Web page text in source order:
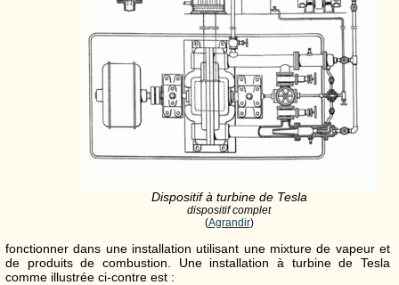
Dispositif à turbine de Tesla
dispositif complet
(Agrandir)
fonctionner dans une installation utilisant une mixture de vapeur et
de produits de combustion. Une installation à turbine de Tesla
comme illustrée ci-contre est :